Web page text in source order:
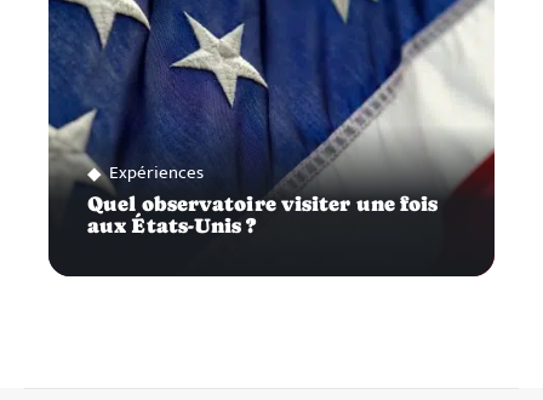
Expériences
Quel observatoire visiter une fois
aux États-Unis ?